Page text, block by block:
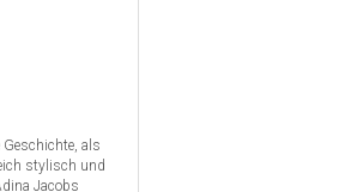
als
stylisch und
Jacobs